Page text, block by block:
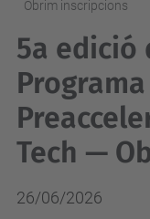
Obrim inscripcions
5a edició
Tech —
26/06/2026